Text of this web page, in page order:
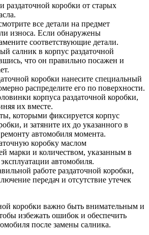
раздаточной коробки от старых
все детали на предмет
износа. Если обнаружены
соответствующие детали.
салник в корпус раздаточной
что он правильно посажен и
коробки нанесите специальный
распределите его по поверхности.
корпуса раздаточной коробки,
их вместе.
которыми фиксируется корпус
и затяните их до указанного в
автомобиля момента.
коробку маслом
марки и количеством, указанным в
автомобиля.
работе раздаточной коробки,
передач и отсутствие утечек
коробки важно быть внимательным и
избежать ошибок и обеспечить
после замены салника.